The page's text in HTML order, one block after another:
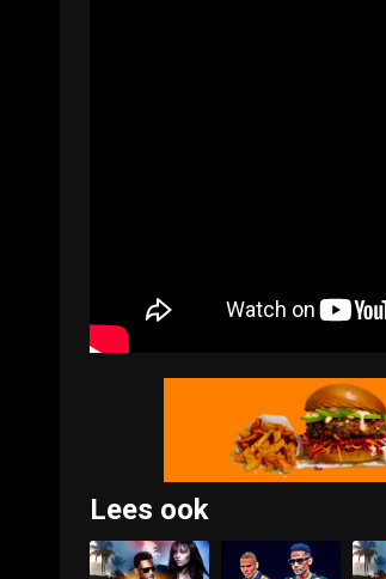
Lees ook